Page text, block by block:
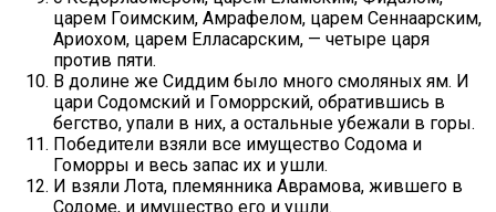
царем Гоимским, Амрафелом, царем Сеннаарским,
Ариохом, царем Елласарским, — четыре царя
против пяти.
В долине же Сиддим было много смоляных ям. И
цари Содомский и Гоморрский, обратившись в
бегство, упали в них, а остальные убежали в горы.
Победители взяли все имущество Содома и
Гоморры и весь запас их и ушли.
И взяли Лота, племянника Аврамова, жившего в
Содоме, и имущество его и ушли.